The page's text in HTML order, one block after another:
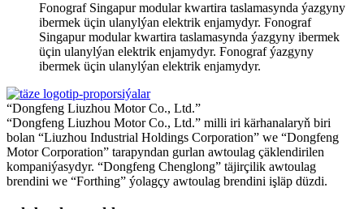
Fonograf Singapur modular kwartira taslamasynda ýazgyny
ibermek üçin ulanylýan elektrik enjamydyr. Fonograf
Singapur modular kwartira taslamasynda ýazgyny ibermek
üçin ulanylýan elektrik enjamydyr. Fonograf ýazgyny
ibermek üçin ulanylýan elektrik enjamydyr.
“Dongfeng Liuzhou Motor Co., Ltd.”
“Dongfeng Liuzhou Motor Co., Ltd.” milli iri kärhanalaryň biri
bolan “Liuzhou Industrial Holdings Corporation” we “Dongfeng
Motor Corporation” tarapyndan gurlan awtoulag çäklendirilen
kompaniýasydyr. “Dongfeng Chenglong” täjirçilik awtoulag
brendini we “Forthing” ýolagçy awtoulag brendini işläp düzdi.